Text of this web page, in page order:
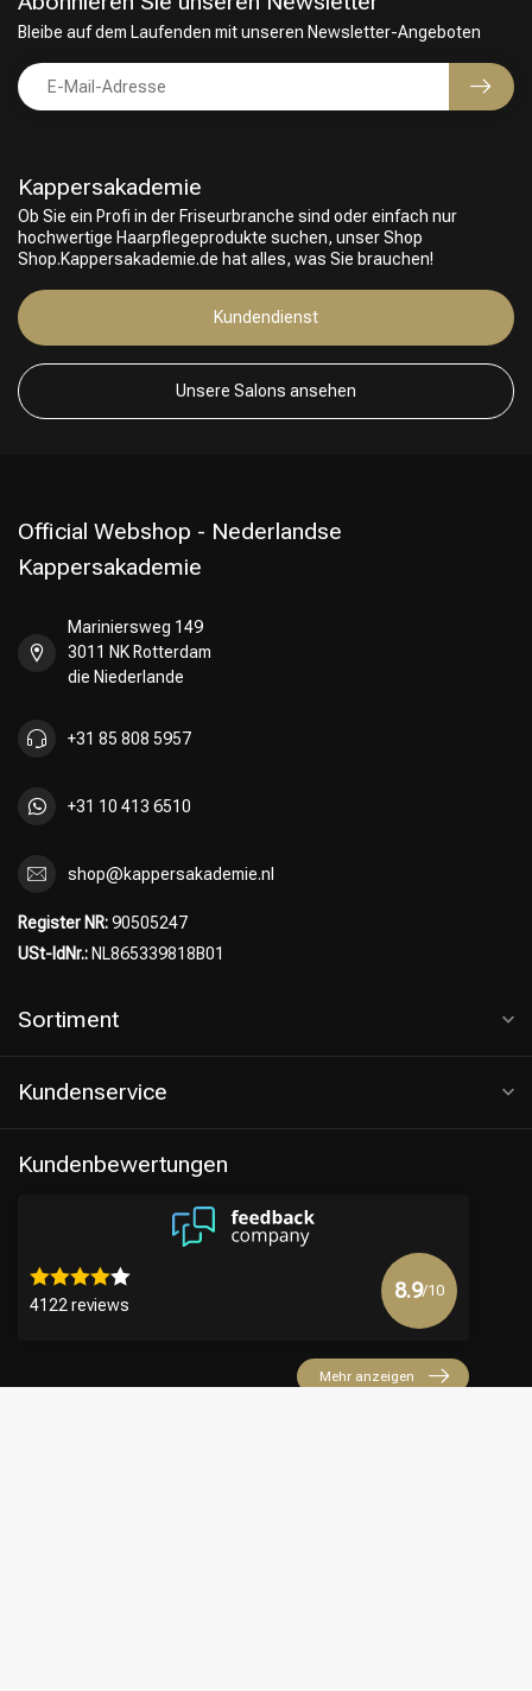
Friseurwahl
Kappersakademie
Ob Sie ein Profi in der Friseurbranche sind oder einfach nur
hochwertige Haarpflegeprodukte suchen, unser Shop
Shop.Kappersakademie.de hat alles, was Sie brauchen!
Kundendienst
Unsere Salons ansehen
Bleibe auf dem Laufenden mit unseren Newsletter-Angeboten
Official Webshop - Nederlandse
Kappersakademie
Mariniersweg 149
3011 NK Rotterdam
die Niederlande
+31 85 808 5957
+31 10 413 6510
shop@kappersakademie.nl
Register NR:90505247
USt-IdNr.: NL865339818B01
Sortiment
Kundenservice
Kundenbewertungen
4122 reviews
8.9/10
Mehr anzeigen